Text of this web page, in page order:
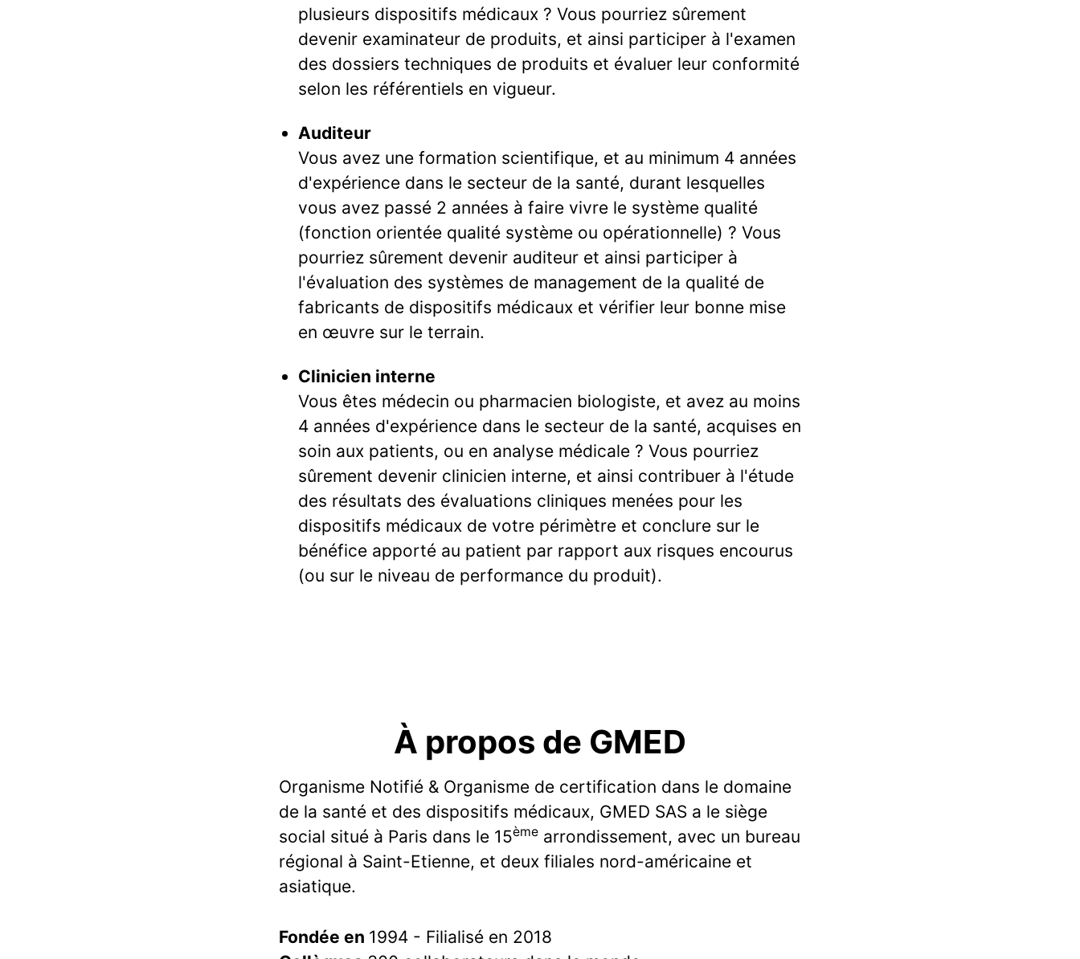
plusieurs dispositifs médicaux ? Vous pourriez sûrement
devenir examinateur de produits, et ainsi participer à l'examen
des dossiers techniques de produits et évaluer leur conformité
selon les référentiels en vigueur.
Auditeur
Vous avez une formation scientifique, et au minimum 4 années
d'expérience dans le secteur de la santé, durant lesquelles
vous avez passé 2 années à faire vivre le système qualité
(fonction orientée qualité système ou opérationnelle) ? Vous
pourriez sûrement devenir auditeur et ainsi participer à
l'évaluation des systèmes de management de la qualité de
fabricants de dispositifs médicaux et vérifier leur bonne mise
en œuvre sur le terrain.
Clinicien interne
Vous êtes médecin ou pharmacien biologiste, et avez au moins
4 années d'expérience dans le secteur de la santé, acquises en
soin aux patients, ou en analyse médicale ? Vous pourriez
sûrement devenir clinicien interne, et ainsi contribuer à l'étude
des résultats des évaluations cliniques menées pour les
dispositifs médicaux de votre périmètre et conclure sur le
bénéfice apporté au patient par rapport aux risques encourus
(ou sur le niveau de performance du produit).
À propos de GMED
Organisme Notifié & Organisme de certification dans le domaine
de la santé et des dispositifs médicaux, GMED SAS a le siège
social situé à Paris dans le 15ème arrondissement, avec un bureau
régional à Saint-Etienne, et deux filiales nord-américaine et
asiatique.
Fondée en 1994 - Filialisé en 2018